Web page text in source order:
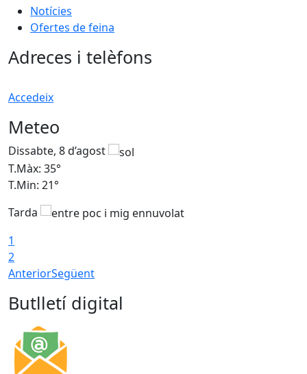
Notícies
Ofertes de feina
Adreces i telèfons
Accedeix
Meteo
Dissabte, 8 d’agost
T.Màx: 35°
T.Min: 21°
Tarda
1
2
AnteriorSegüent
Butlletí digital